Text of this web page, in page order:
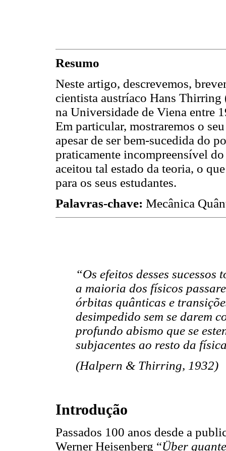
Resumo
Neste artigo, descrevemos,
cientista austríaco Hans
na Universidade de Viena entre
Em particular, mostraremos o
apesar de ser bem-sucedida do
praticamente incompreensível
aceitou tal estado da teoria, o
para os seus estudantes.
Palavras-chave: Mecânica
“Os efeitos desses
a maioria dos físicos
órbitas quânticas e
desimpedido sem se darem
profundo abismo que se
subjacentes ao resto da
(Halpern & Thirring, 1932)
Introdução
Passados 100 anos desde a
Werner Heisenberg “Über